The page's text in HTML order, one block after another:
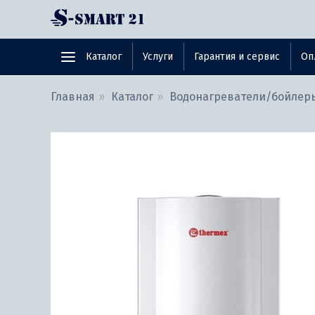
Каталог Услуги Гарантия и сервис
Главная Каталог Водонагреватели/